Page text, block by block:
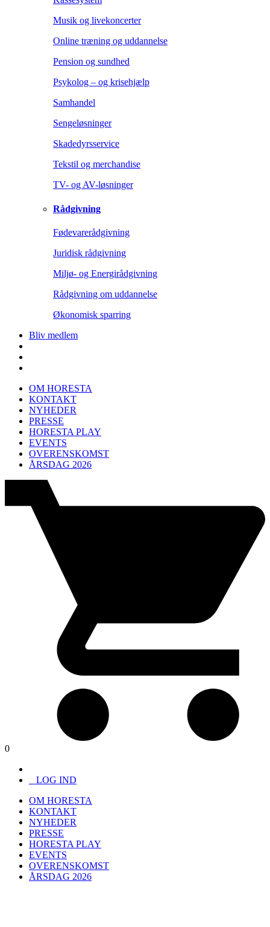
Musik og livekoncerter
Online træning og uddannelse
Pension og sundhed
Psykolog – og krisehjælp
Samhandel
Sengeløsninger
Skadedyrsservice
Tekstil og merchandise
TV- og AV-løsninger
Rådgivning
Fødevarerådgivning
Juridisk rådgivning
Miljø- og Energirådgivning
Rådgivning om uddannelse
Økonomisk sparring
Bliv medlem
OM HORESTA
KONTAKT
NYHEDER
PRESSE
HORESTA PLAY
EVENTS
OVERENSKOMST
ÅRSDAG 2026
0
LOG IND
OM HORESTA
KONTAKT
NYHEDER
PRESSE
HORESTA PLAY
EVENTS
OVERENSKOMST
ÅRSDAG 2026